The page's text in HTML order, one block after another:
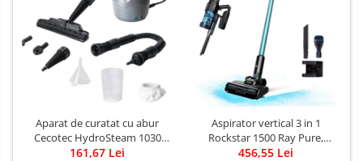
Aparat de curatat cu abur
Cecotec HydroSteam 1030
Active, presiune maxima 3
161,67 Lei
Aspirator vertical 3 in 1
Rockstar 1500 Ray Pure,
Putere 215W, 25.2V Li-Ion,
456,55 Lei